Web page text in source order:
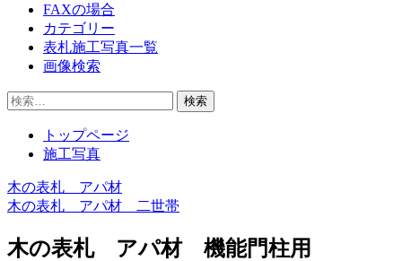
FAXの場合
カテゴリー
表札施工写真一覧
画像検索
検
トップページ
施工写真
投
稿
ナ
木の表札 アパ材
木の表札 アパ材 二世帯
木の表札 アパ材 機能門柱用